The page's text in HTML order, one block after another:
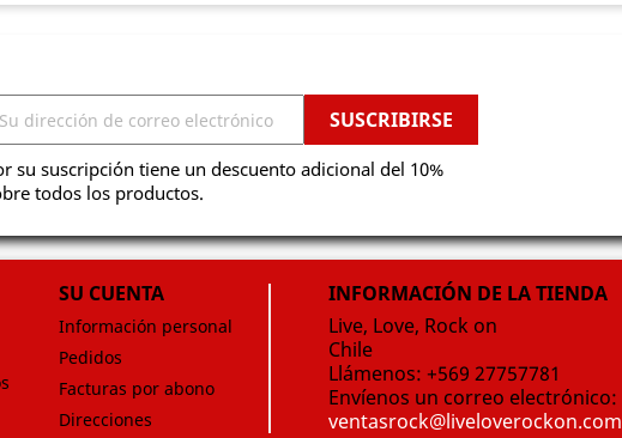
su suscripción tiene un descuento adicional del 10%
todos los productos.
SU CUENTA
Información personal
Pedidos
Facturas por abono
Direcciones
INFORMACIÓN DE LA TIENDA
Live, Love, Rock on
Chile
Llámenos: +569 27757781
Envíenos un correo electrónico:
ventasrock@liveloverockon.com